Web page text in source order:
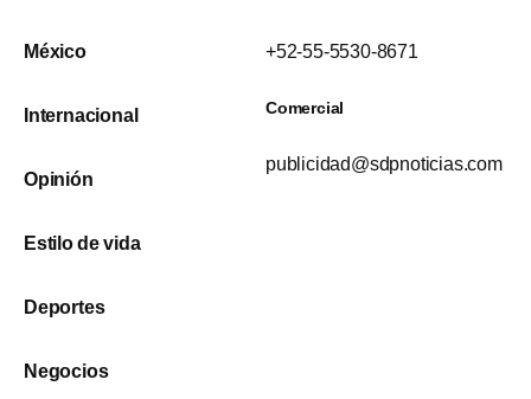
México
Internacional
Opinión
Estilo de vida
Deportes
Negocios
+52-55-5530-8671
Comercial
publicidad@sdpnoticias.com